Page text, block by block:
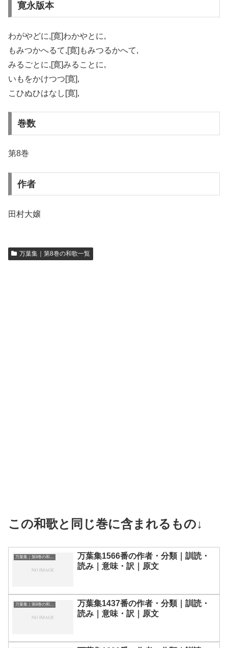
寛永版本
わがやどに,[寛]わかやとに,
もみつかへるて,[寛]もみつるかへて,
みるごとに,[寛]みることに,
いもをかけつつ[寛],
こひぬひはなし[寛],
巻数
第8巻
作者
田村大嬢
万葉集｜第8巻の和歌一覧
この和歌と同じ巻に含まれるもの↓
万葉集1566番の作者・分類｜訓読・
読み｜意味・訳｜原文
万葉集｜第8巻の和歌一覧
万葉集1437番の作者・分類｜訓読・
読み｜意味・訳｜原文